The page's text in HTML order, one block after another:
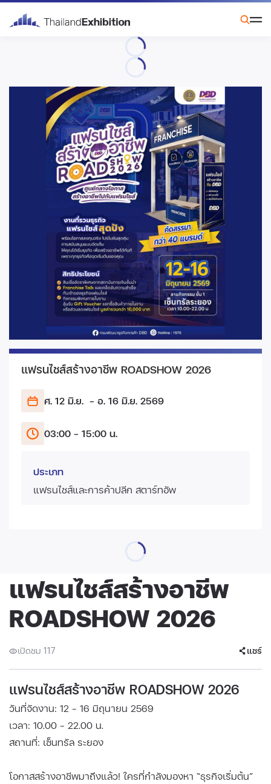
แฟรนไชส์สร้างอาชีพ ROADSHOW 2026
ศ. 12 มิ.ย. - อ. 16 มิ.ย. 2569
03:00 - 15:00 น.
ประเภท
แฟรนไชส์และการค้าปลีก สตาร์ทอัพ
แฟรนไชส์สร้างอาชีพ
ROADSHOW 2026
เปิดชม 117 แชร์
แฟรนไชส์สร้างอาชีพ ROADSHOW 2026
วันที่จัดงาน: 12 - 16 มิถุนายน 2569
เวลา: 10.00 - 22.00 น.
สถานที่: เซ็นทรัล ระยอง
โอกาสสร้างอาชีพมาถึงแล้ว! ใครที่กำลังมองหา “ธุรกิจเริ่มต้น”